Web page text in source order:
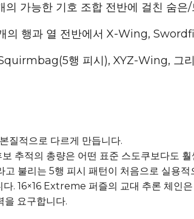
가능한 기호 조합 전반에 걸친 숨은
의 행과 열 전반에서 X-Wing,
행 피시), XYZ-Wing, 그
질적으로 다르게 만듭니다.
추적의 총량은 어떤 표준 스도쿠보다도
불리는 5행 피시 패턴이 처음으로 실용
. 16×16 Extreme 퍼즐의 교대 추론 체인
을 요구합니다.